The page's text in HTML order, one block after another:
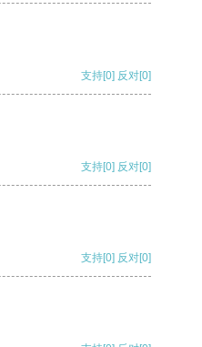
支持[0] 反对[0]
支持[0] 反对[0]
支持[0] 反对[0]